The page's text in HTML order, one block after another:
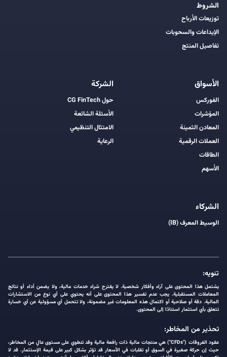
الشروط
توزيعات الأرباح
الإيداعات والسحوبات
تفاصيل المنتج
الأسواق
الفوركس
المؤشرات
المعادن الثمينة
العملات الرقمية
الطاقات
الأسهم
الشركة
حول CG FinTech
الأسئلة الشائعة
الامتثال التنظيمي
الرعاية
الشركاء
الوسيط المعرف (IB)
تنويه:
يشتمل هذا المحتوى على آراء وأفكار شخصية. لا يقترح شراء خدمات مالية، ولا يضمن أداء أو نتائج
المعاملات المستقبلية. يجب عدم تفسير هذا المحتوى على أنه يحتوي على أي نوع من الاستشارات
المالية. دقة أو صلاحية أو اكتمال هذه المعلومات غير مضمونة، ولا تتحمل أي مسؤولية عن أي خسارة
تتعلق بأي استثمار استنادًا إلى المحتوى.
تحذير من المخاطر:
عقود الفروقات ("CFDs") هي منتجات مالية ذات رافعة مالية وقد تنطوي على مستوى عالٍ من المخاطر،
حيث إن حركة صغيرة في السوق أو تقلبات في الأسعار قد تؤثر بشكل كبير على قيمة الإستثمار. قد لا